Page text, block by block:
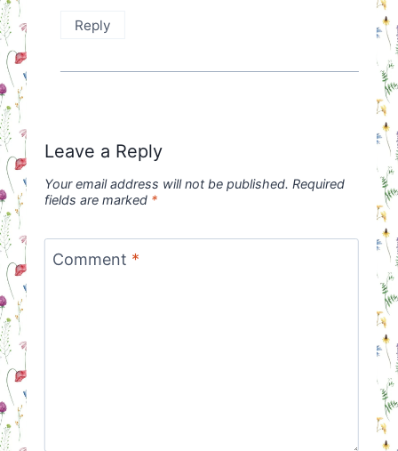
Reply
Leave a Reply
Your email address will not be published. Required
fields are marked *
Comment *